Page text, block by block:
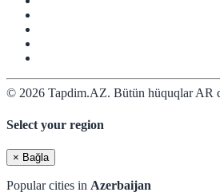
© 2026 Tapdim.AZ. Bütün hüquqlar AR
Select your region
× Bağla
Popular cities in Azerbaijan